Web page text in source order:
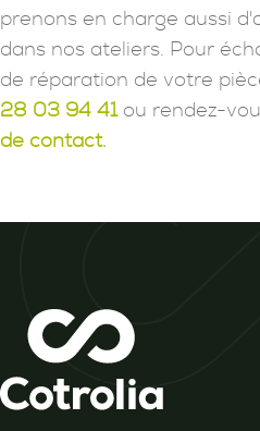
prenons en charge aussi
dans nos ateliers. Pour
de réparation de votre
28 03 94 41ou rendez-
de contact.